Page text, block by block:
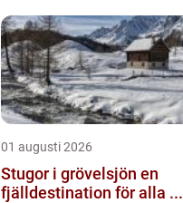
01 augusti 2026
Stugor i grövelsjön en
fjälldestination för alla ...